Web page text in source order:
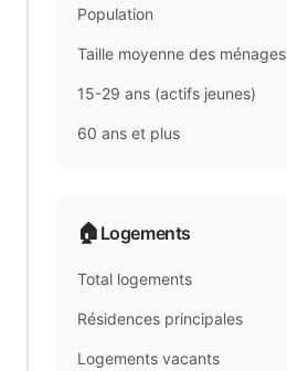
Population
Taille moyenne des ménages
15-29 ans (actifs jeunes)
60 ans et plus
🏠 Logements
Total logements
Résidences principales
Logements vacants